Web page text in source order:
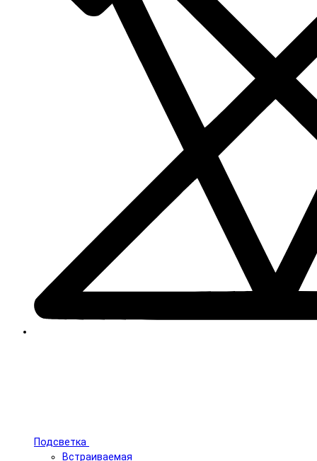
Подсветка
Встраиваемая